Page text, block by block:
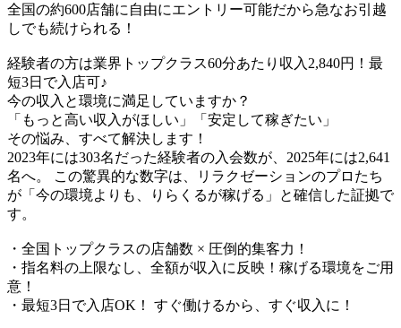
全国の約600店舗に自由にエントリー可能だから急なお引越
しでも続けられる！
経験者の方は業界トップクラス60分あたり収入2,840円！最
短3日で入店可♪
今の収入と環境に満足していますか？
「もっと高い収入がほしい」「安定して稼ぎたい」
その悩み、すべて解決します！
2023年には303名だった経験者の入会数が、2025年には2,641
名へ。 この驚異的な数字は、リラクゼーションのプロたち
が「今の環境よりも、りらくるが稼げる」と確信した証拠で
す。
・全国トップクラスの店舗数 × 圧倒的集客力！
・指名料の上限なし、全額が収入に反映！稼げる環境をご用
意！
・最短3日で入店OK！ すぐ働けるから、すぐ収入に！